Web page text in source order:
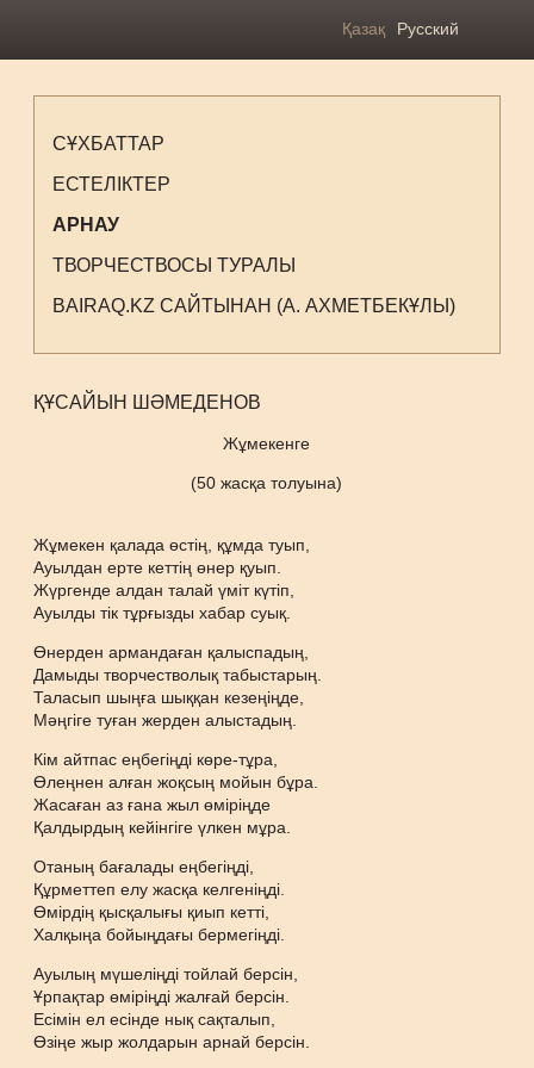
Қазақ Русский
СҰХБАТТАР
ЕСТЕЛІКТЕР
АРНАУ
ТВОРЧЕСТВОСЫ ТУРАЛЫ
BAIRAQ.KZ САЙТЫНАН (А. АХМЕТБЕКҰЛЫ)
ҚҰСАЙЫН ШӘМЕДЕНОВ
Жұмекенге
(50 жасқа толуына)
Жұмекен қалада өстің, құмда туып,
Ауылдан ерте кеттің өнер қуып.
Жүргенде алдан талай үміт күтіп,
Ауылды тік тұрғызды хабар суық.
Өнерден армандаған қалыспадың,
Дамыды творчестволық табыстарың.
Таласып шыңға шыққан кезеңіңде,
Мәңгіге туған жерден алыстадың.
Кім айтпас еңбегіңді көре-тұра,
Өлеңнен алған жоқсың мойын бұра.
Жасаған аз ғана жыл өміріңде
Қалдырдың кейінгіге үлкен мұра.
Отаның бағалады еңбегіңді,
Құрметтеп елу жасқа келгеніңді.
Өмірдің қысқалығы қиып кетті,
Халқыңа бойыңдағы бермегіңді.
Ауылың мүшеліңді тойлай берсін,
Ұрпақтар өміріңді жалғай берсін.
Есімін ел есінде нық сақталып,
Өзіңе жыр жолдарын арнай берсін.